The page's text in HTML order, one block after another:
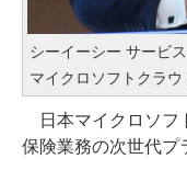
シーイーシー サービ
マイクロソフトクラ
日本マイクロソフ
保険業務の次世代プ